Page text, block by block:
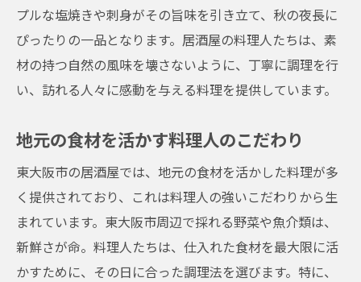
プルな塩焼きや刺身がその旨味を引き立て、秋の夜長に
ぴったりの一品となります。居酒屋の料理人たちは、素
材の持つ自然の風味を壊さないように、丁寧に調理を行
い、訪れる人々に感動を与える料理を提供しています。
地元の食材を活かす料理人のこだわり
東大阪市の居酒屋では、地元の食材を活かした料理が多
く提供されており、これは料理人の強いこだわりから生
まれています。東大阪市周辺で採れる野菜や魚介類は、
新鮮さが命。料理人たちは、仕入れた食材を最大限に活
かすために、その日に合った調理法を選びます。特に、